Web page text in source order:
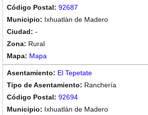
92687
Ixhuatlán de Madero
-
Rural
Mapa
El Tepetate
Ranchería
92694
Ixhuatlán de Madero